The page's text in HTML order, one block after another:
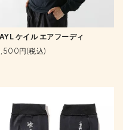
ケイル エアフーディ
円(税込)